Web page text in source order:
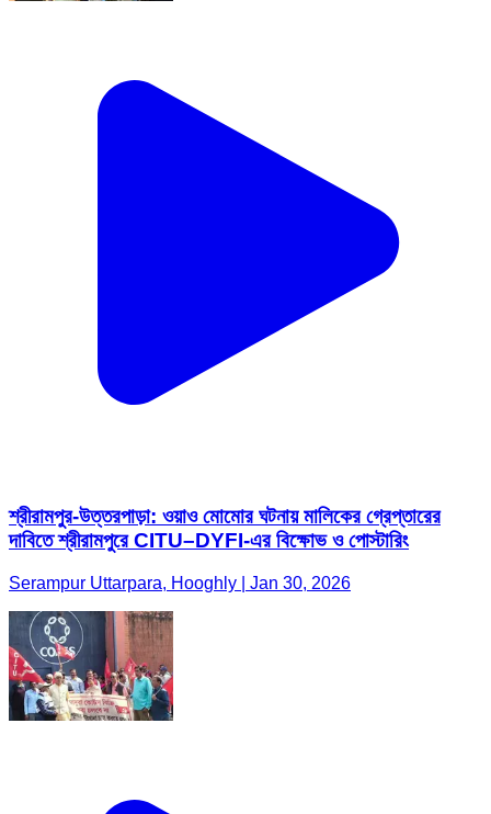
শ্রীরামপুর-উত্তরপাড়া: ওয়াও মোমোর ঘটনায় মালিকের গ্রেপ্তারের
দাবিতে শ্রীরামপুরে CITU–DYFI-এর বিক্ষোভ ও পোস্টারিং
Serampur Uttarpara, Hooghly | Jan 30, 2026